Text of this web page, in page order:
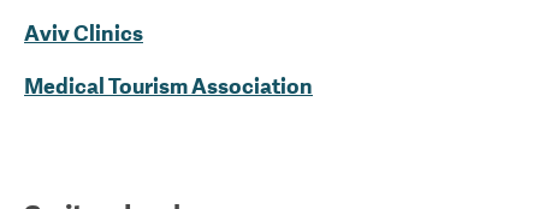
Aviv Clinics
Medical Tourism Association